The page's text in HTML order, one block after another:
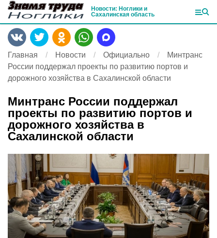
Новости: Ноглики и
Сахалинская область
Главная Новости Официально
Минтранс
России поддержал проекты по развитию портов и
дорожного хозяйства в Сахалинской области
Минтранс России поддержал
проекты по развитию портов и
дорожного хозяйства в
Сахалинской области